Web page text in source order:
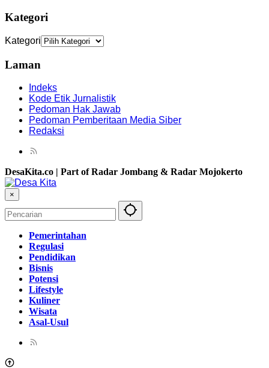
Kategori
Kategori
Laman
Indeks
Kode Etik Jurnalistik
Pedoman Hak Jawab
Pedoman Pemberitaan Media Siber
Redaksi
DesaKita.co | Part of Radar Jombang & Radar Mojokerto
×
Pemerintahan
Regulasi
Pendidikan
Bisnis
Potensi
Lifestyle
Kuliner
Wisata
Asal-Usul